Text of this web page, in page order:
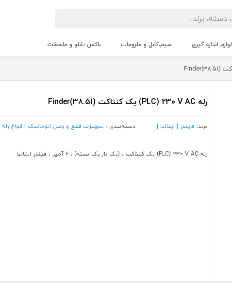
لوازم اندازه گیری سیم،کابل و ملزومات باکس تابلو و ملحقات
رله PLC) 230 V AC) یک کنتاکت (Finder(38.51
برند: فایندر | ایتالیا | دسته‌بندی : تجهیزات قطع و وصل اتوماتیک | انواع رله
رله PLC) 230 V AC) یک کنتاکت ، (یک باز یک بسته) ، 6 آمپر ، فیندر ایتالیا